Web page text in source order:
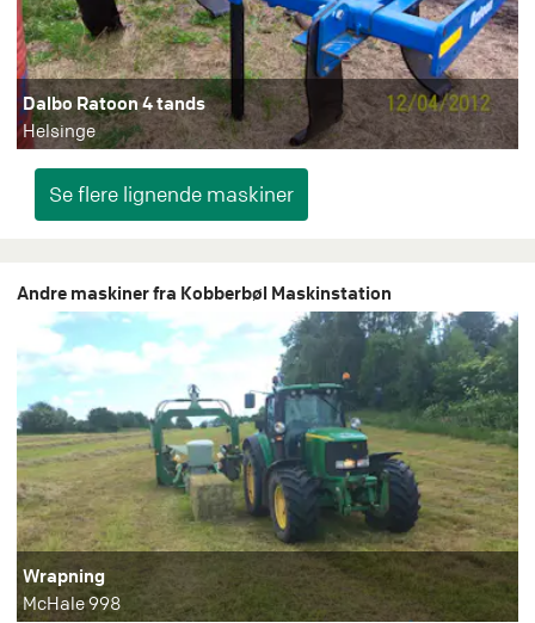
Dalbo Ratoon 4 tands
Helsinge
Andre maskiner fra Kobberbøl Maskinstation
Wrapning
McHale 998